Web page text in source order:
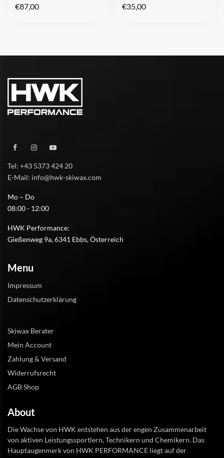
€87,00 €35,00
Tel: +43 5373 424 20
E-Mail: info@hwk-skiwax.com
Mo – Do
08:00 - 12:00
HWK Performance:
Gießenweg 9a, 6341 Ebbs, Österreich
Menu
Impressum
Datenschutzerklärung
Skiwax Berater
Mein Account
Zahlung & Versand
Widerrufsrecht
AGB Shop
About
Die Wachse von HWK entstehen aus der engen Zusammenarbeit
von aktiven Leistungssportlern, Technikern und Chemikern. Das
Hauptaugenmerk von HWK PERFORMANCE liegt auf der